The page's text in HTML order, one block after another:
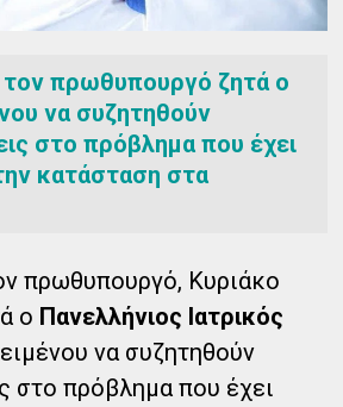
πρωθυπουργό ζητά ο
να συζητηθούν
στο πρόβλημα που έχει
κατάσταση στα
πρωθυπουργό, Κυριάκο
ο Πανελλήνιος Ιατρικός
να συζητηθούν
στο πρόβλημα που έχει